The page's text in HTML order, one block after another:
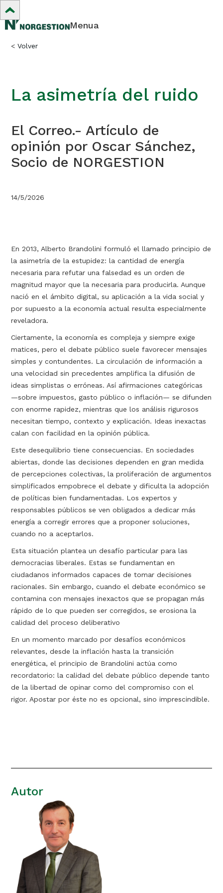
Menua
< Volver
La asimetría del ruido
El Correo.- Artículo de
opinión por Oscar Sánchez,
Socio de NORGESTION
14/5/2026
En 2013, Alberto Brandolini formuló el llamado principio de
la asimetría de la estupidez: la cantidad de energía
necesaria para refutar una falsedad es un orden de
magnitud mayor que la necesaria para producirla. Aunque
nació en el ámbito digital, su aplicación a la vida social y
por supuesto a la economía actual resulta especialmente
reveladora.
Ciertamente, la economía es compleja y siempre exige
matices, pero el debate público suele favorecer mensajes
simples y contundentes. La circulación de información a
una velocidad sin precedentes amplifica la difusión de
ideas simplistas o erróneas. Así afirmaciones categóricas
—sobre impuestos, gasto público o inflación— se difunden
con enorme rapidez, mientras que los análisis rigurosos
necesitan tiempo, contexto y explicación. Ideas inexactas
calan con facilidad en la opinión pública.
Este desequilibrio tiene consecuencias. En sociedades
abiertas, donde las decisiones dependen en gran medida
de percepciones colectivas, la proliferación de argumentos
simplificados empobrece el debate y dificulta la adopción
de políticas bien fundamentadas. Los expertos y
responsables públicos se ven obligados a dedicar más
energía a corregir errores que a proponer soluciones,
cuando no a aceptarlos.
Esta situación plantea un desafío particular para las
democracias liberales. Estas se fundamentan en
ciudadanos informados capaces de tomar decisiones
racionales. Sin embargo, cuando el debate económico se
contamina con mensajes inexactos que se propagan más
rápido de lo que pueden ser corregidos, se erosiona la
calidad del proceso deliberativo
En un momento marcado por desafíos económicos
relevantes, desde la inflación hasta la transición
energética, el principio de Brandolini actúa como
recordatorio: la calidad del debate público depende tanto
de la libertad de opinar como del compromiso con el
rigor. Apostar por éste no es opcional, sino imprescindible.
Autor